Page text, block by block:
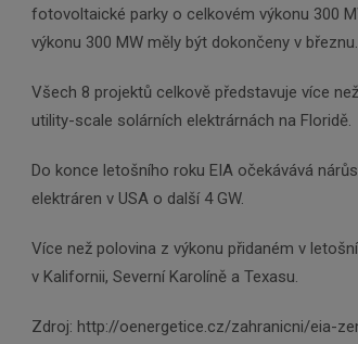
fotovoltaické parky o celkovém výkonu 300
výkonu 300 MW měly být dokončeny v březnu.
Všech 8 projektů celkově představuje více
utility-scale solárních elektrárnách na Floridě.
Do konce letošního roku EIA očekávává
elektráren v USA o další 4 GW.
Více než polovina z výkonu přidaném v
v Kalifornii, Severní Karolíně a Texasu.
Zdroj: http://oenergetice.cz/zahranicni/eia-